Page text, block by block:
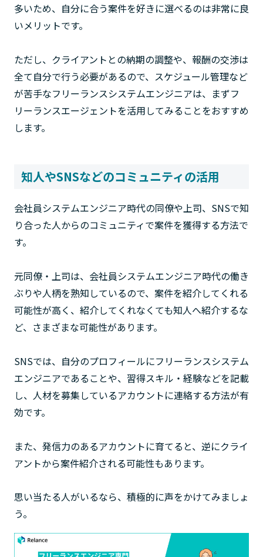
多いため、自分に合う案件を好きに選べるのは非常に良
いメリットです。
ただし、クライアントとの納期の調整や、報酬の交渉は
全て自分で行う必要があるので、スケジュール管理など
が苦手なフリーランスシステムエンジニアは、まずフ
リーランスエージェントを活用してみることをおすすめ
します。
知人やSNSなどのコミュニティの活用
会社員システムエンジニア時代の同僚や上司、SNSで知
り合った人からのコミュニティで案件を獲得する方法で
す。
元同僚・上司は、会社員システムエンジニア時代の働き
ぶりや人柄を熟知しているので、案件を紹介してくれる
可能性が高く、紹介してくれなくても知人へ紹介するな
ど、さまざまな可能性があります。
SNSでは、自分のプロフィールにフリーランスシステム
エンジニアであることや、習得スキル・経験などを記載
し、人材を募集しているアカウントに連絡する方法が有
効です。
また、発信力のあるアカウントに育てると、逆にクライ
アントから案件紹介される可能性もあります。
思い当たる人がいるなら、積極的に声をかけてみましょ
う。